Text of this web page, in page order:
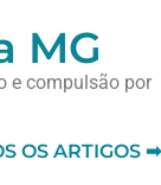
MG
e compulsão por
OS ARTIGOS ➡